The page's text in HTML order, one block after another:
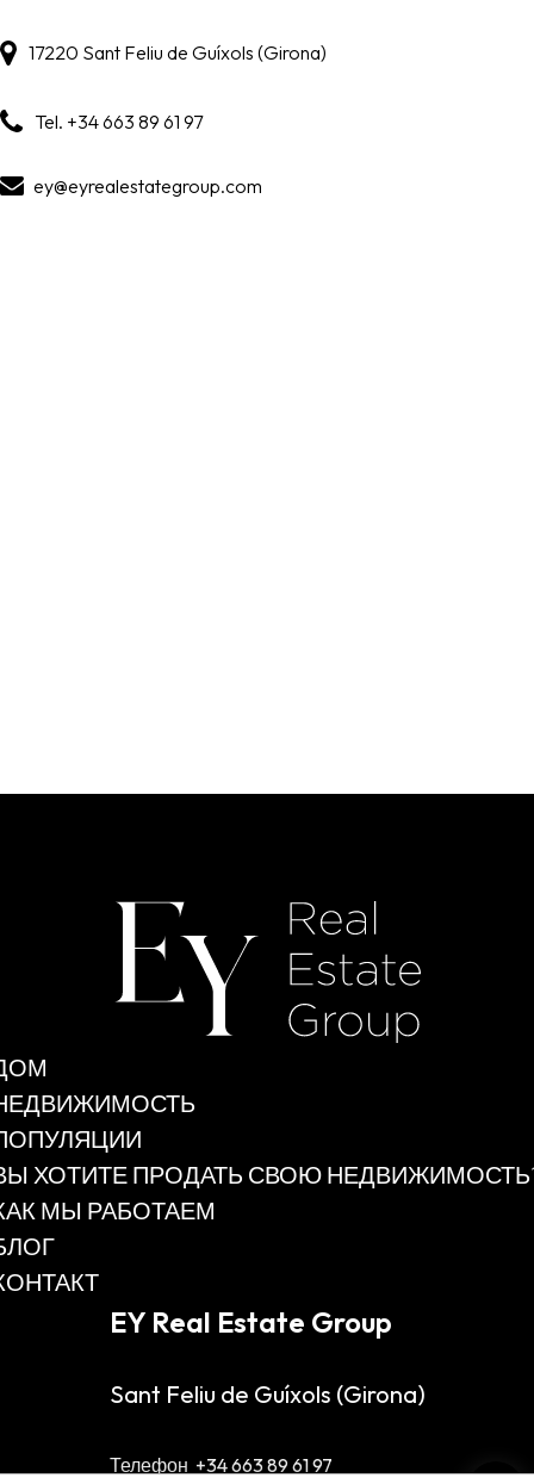
17220 Sant Feliu de Guíxols (Girona)
Tel. +34 663 89 61 97
ey@eyrealestategroup.com
ХОТИТЕ ПРОДАТЬ СВОЮ
МЫ РАБОТАЕМ
EY Real Estate Group
Sant Feliu de Guíxols (Girona)
Телефон +34 663 89 61 97